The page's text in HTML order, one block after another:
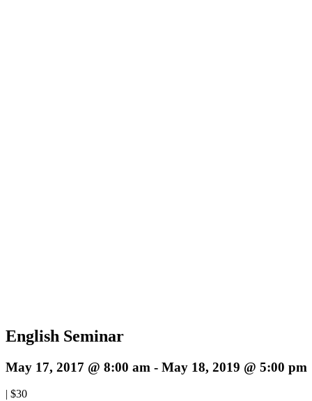
English Seminar
May 17, 2017 @ 8:00 am - May 18, 2019 @ 5:00 pm
| $30